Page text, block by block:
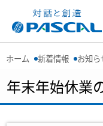
ホーム 新着情報 お知ら
年末年始休業